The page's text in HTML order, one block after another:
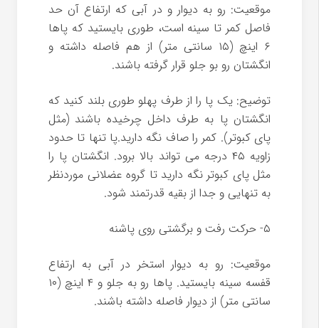
موقعیت: رو به دیوار و در آبی که ارتفاع آن حد
فاصل کمر تا سینه است، طوری بایستید که پاها
۶ اینچ (۱۵ سانتی متر) از هم فاصله داشته و
انگشتان رو بو جلو قرار گرفته باشند.
توضیح: یک پا را از طرف پهلو طوری بلند کنید که
انگشتان پا به طرف داخل چرخیده باشند (مثل
پای کبوتر). کمر را صاف نگه دارید.پا تنها تا حدود
زاویه ۴۵ درجه می تواند بالا برود. انگشتان پا را
مثل پای کبوتر نگه دارید تا گروه عضلانی موردنظر
به تنهایی و جدا از بقیه قدرتمند شود.
۵- حرکت رفت و برگشتی روی پاشنه
موقعیت: رو به دیوار استخر در آبی به ارتفاع
قفسه سینه بایستید. پاها رو به جلو و ۴ اینچ (۱۰
سانتی متر) از دیوار فاصله داشته باشند.